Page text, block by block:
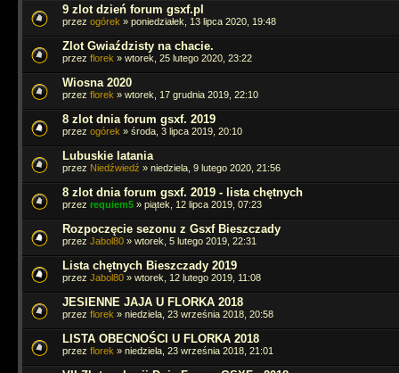
9 zlot dzień forum gsxf.pl
przez ogórek » poniedziałek, 13 lipca 2020, 19:48
Zlot Gwiaździsty na chacie.
przez florek » wtorek, 25 lutego 2020, 23:22
Wiosna 2020
przez florek » wtorek, 17 grudnia 2019, 22:10
8 zlot dnia forum gsxf. 2019
przez ogórek » środa, 3 lipca 2019, 20:10
Lubuskie latania
przez Niedźwiedź » niedziela, 9 lutego 2020, 21:56
8 zlot dnia forum gsxf. 2019 - lista chętnych
przez requiem5 » piątek, 12 lipca 2019, 07:23
Rozpoczęcie sezonu z Gsxf Bieszczady
przez Jabol80 » wtorek, 5 lutego 2019, 22:31
Lista chętnych Bieszczady 2019
przez Jabol80 » wtorek, 12 lutego 2019, 11:08
JESIENNE JAJA U FLORKA 2018
przez florek » niedziela, 23 września 2018, 20:58
LISTA OBECNOŚCI U FLORKA 2018
przez florek » niedziela, 23 września 2018, 21:01